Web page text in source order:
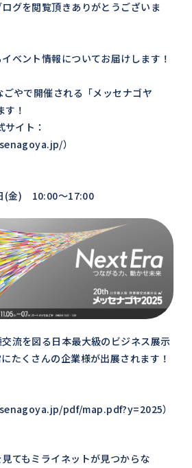
グを閲覧頂きありがとうございま
ベント情報についてお届けします！
やで開催される「メッセナゴヤ
！
イト：
）
(金) 10:00～17:00
流を図る日本最大級のビジネス展示
たくさんの企業様が出展されます！
pdf/map.pdf?y=2025）
てもミライネットが見つからな